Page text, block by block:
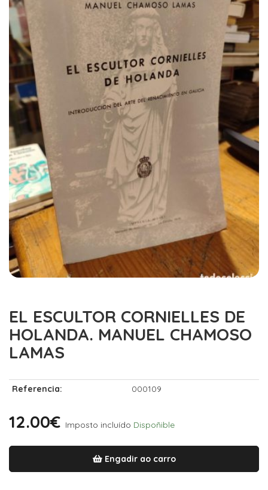
EL ESCULTOR CORNIELLES DE
HOLANDA. MANUEL CHAMOSO
LAMAS
Referencia: 000109
12.00€ Imposto incluído Dispoñible
Engadir ao carro